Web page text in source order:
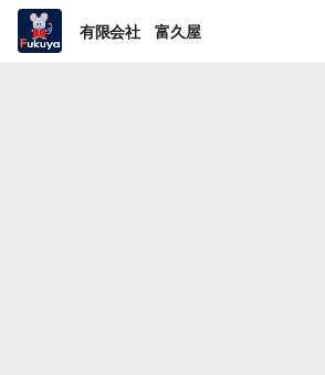
有限会社 富久屋